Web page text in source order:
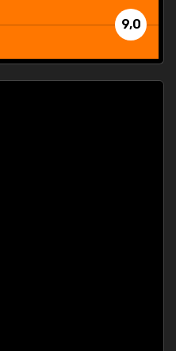
9,0